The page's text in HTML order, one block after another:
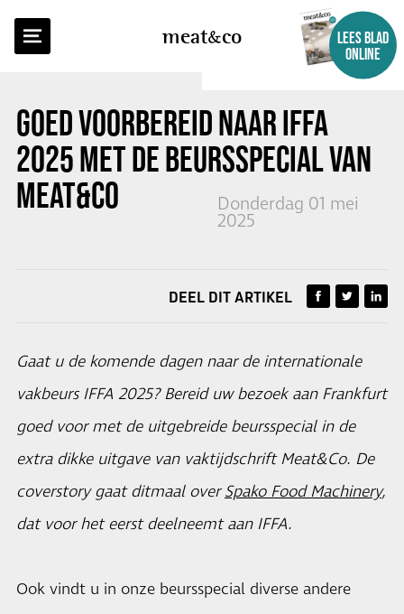
meatco
LEES BLAD
ONLINE
GOED VOORBEREID NAAR IFFA
2025 MET DE BEURSSPECIAL VAN
MEAT&CO
Donderdag 01 mei
2025
TERUG NAAR OVERZICHT
DEEL DIT ARTIKEL
Gaat u de komende dagen naar de internationale
vakbeurs IFFA 2025? Bereid uw bezoek aan Frankfurt
goed voor met de uitgebreide beursspecial in de
extra dikke uitgave van vaktijdschrift Meat&Co. De
coverstory gaat ditmaal overSpako Food Machinery,
dat voor het eerst deelneemt aan IFFA.
Ook vindt u in onze beursspecial diverse andere